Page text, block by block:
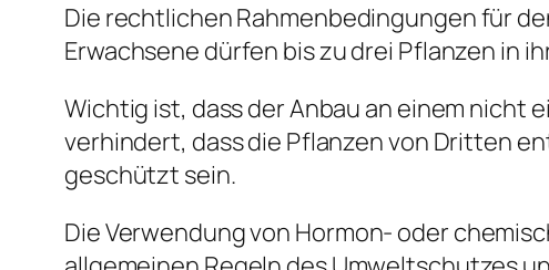
Die rechtlichen Rahmenbedingungen für
Erwachsene dürfen bis zu drei Pflanzen in
Wichtig ist, dass der Anbau an einem nicht
verhindert, dass die Pflanzen von Dritten
geschützt sein.
Die Verwendung von Hormon- oder